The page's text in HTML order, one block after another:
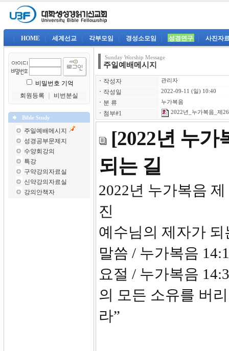
HOME 세계선교 각부모임 경성소모임 성경연구 사진자
비밀번호 기억
회원등록
비번분실
Bible Study
주일예배메시지
성경공부문제지
수양회강의
특강
구약강의자료실
신약강의자료실
강의안책자
Sunday Worship Message
주일예배메시지
ㆍ 작성자 관리자
ㆍ 작성일 2022-09-11 (일) 10:40
ㆍ 분 류 누가복음
ㆍ 첨부#1 2022년_누가복음_제
[2022년 누가
되는 길
2022년
진
예수님의 제자가 되
말씀 / 누가복음
요절 / 누가복음
의 모든 소유를 버
라”